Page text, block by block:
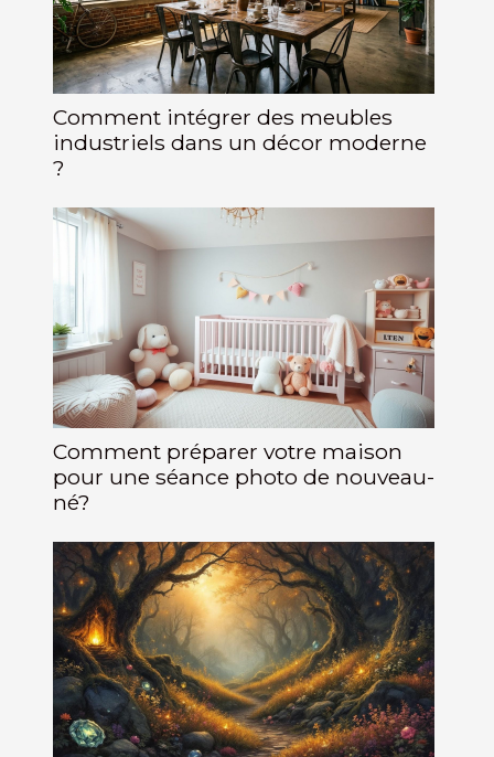
Comment intégrer des meubles
industriels dans un décor moderne
?
Comment préparer votre maison
pour une séance photo de nouveau-
né?